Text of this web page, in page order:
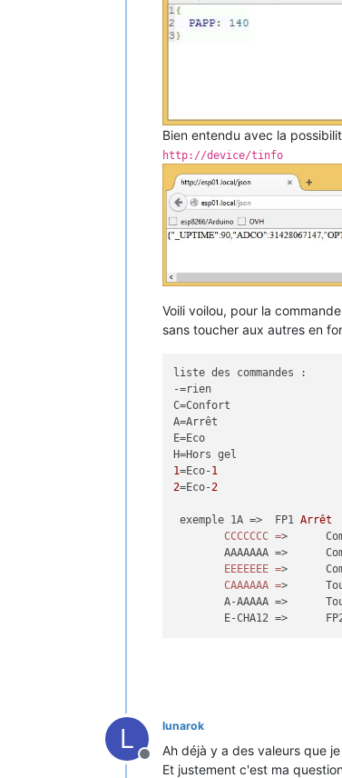
Bien entendu avec la
http://device/tinfo
Voili voilou, pour la
sans toucher aux autres en
liste des commandes :
-=rien
C=Confort
A=Arrêt
E=Eco
1=Eco-1
2=Eco-2
exemple 1A =>	FP1 Arrêt
CCCCCCC = >
EEEEEEE = >
CAAAAAA = >
A-
L
Offline
lunarok
Ah déjà y a des valeurs que
Et justement c'est ma